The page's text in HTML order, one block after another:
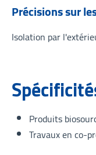
Précisions sur
Isolation par
Produits
Travaux en co-